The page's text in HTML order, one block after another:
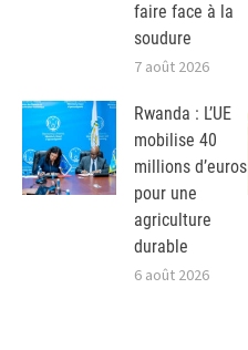
faire face à la
soudure
7 août 2026
Rwanda : L’UE
mobilise 40
millions d’euros
pour une
agriculture
durable
6 août 2026